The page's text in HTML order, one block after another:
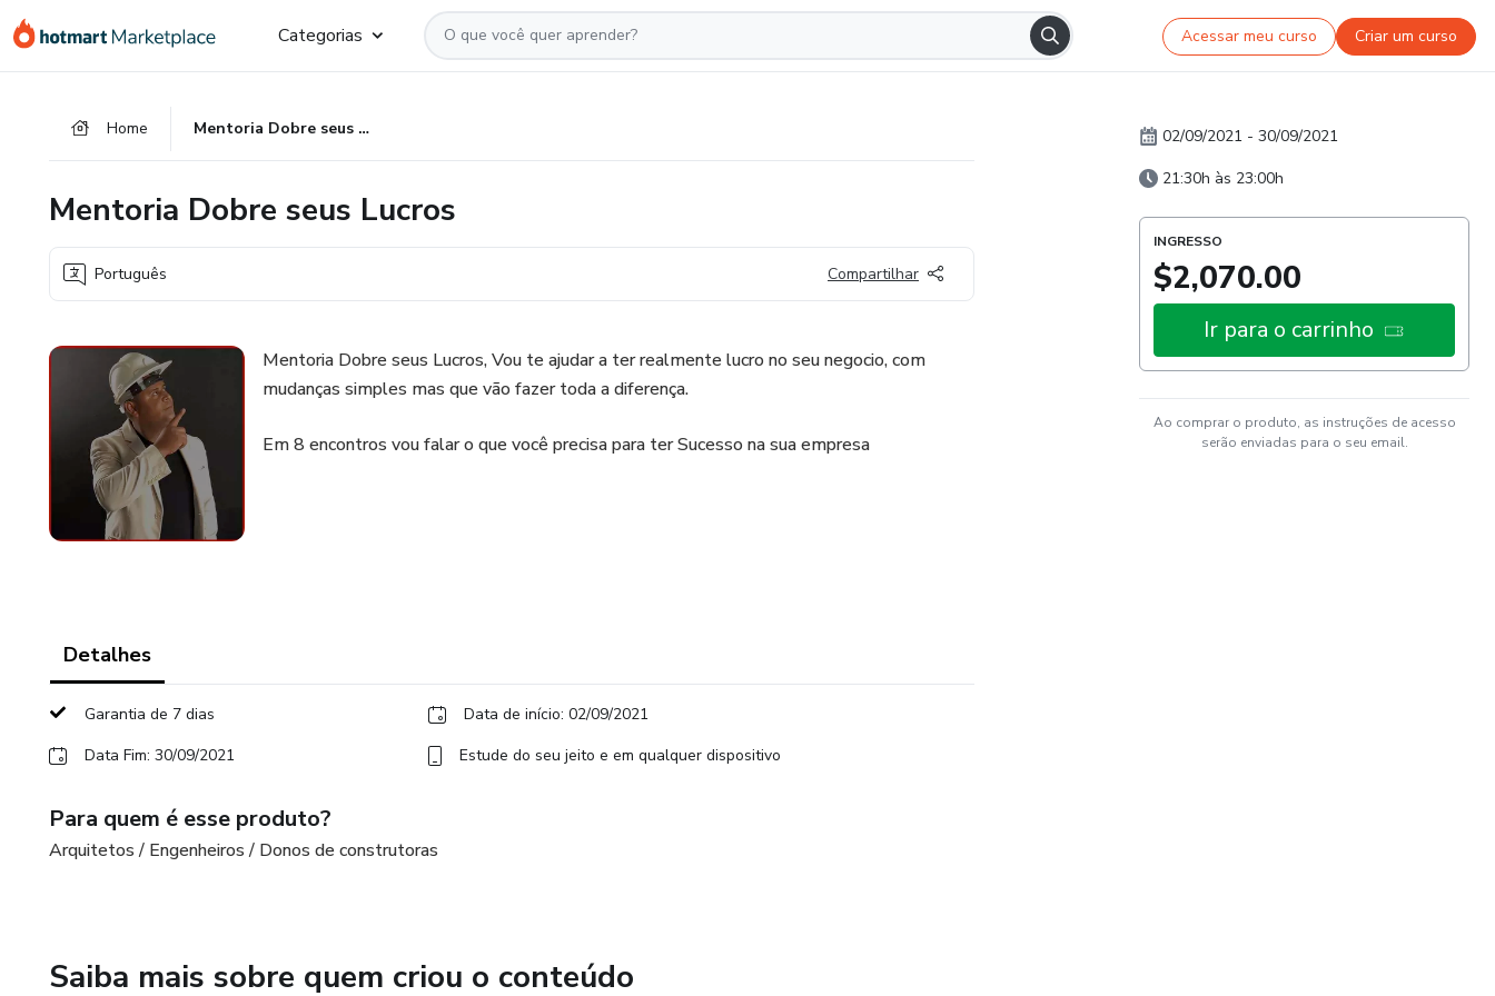
para
para
para
Categorias Acessar meu curso Criar um curso
Home Mentoria Dobre seus Lucros
Mentoria Dobre seus Lucros
Português Compartilhar
Mentoria Dobre seus Lucros, Vou te ajudar a ter realmente lucro no seu negocio, com
mudanças simples mas que vão fazer toda a diferença.
Em 8 encontros vou falar o que você precisa para ter Sucesso na sua empresa
Detalhes
Garantia de 7 dias
Data de início: 02/09/2021
Data Fim: 30/09/2021
Estude do seu jeito e em qualquer dispositivo
Para quem é esse produto?
Arquitetos / Engenheiros / Donos de construtoras
Saiba mais sobre quem criou o conteúdo
02/09/2021 - 30/09/2021
21:30h às 23:00h
INGRESSO
$2,070.00
Ir para o carrinho
Ao comprar o produto, as instruções de acesso
serão enviadas para o seu email.